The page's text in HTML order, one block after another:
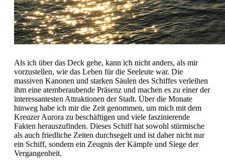
Als ich über das Deck gehe, kann ich nicht anders, als mir
vorzustellen, wie das Leben für die Seeleute war. Die
massiven Kanonen und starken Säulen des Schiffes verleihen
ihm eine atemberaubende Präsenz und machen es zu einer der
interessantesten Attraktionen der Stadt. Über die Monate
hinweg habe ich mir die Zeit genommen, um mich mit dem
Kreuzer Aurora zu beschäftigen und viele faszinierende
Fakten herauszufinden. Dieses Schiff hat sowohl stürmische
als auch friedliche Zeiten durchsegelt und ist daher nicht nur
ein Schiff, sondern ein Zeugnis der Kämpfe und Siege der
Vergangenheit.